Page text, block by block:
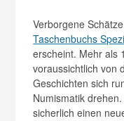
Verborgene
Taschenbuchs
erscheint. Mehr als
voraussichtlich von
Geschichten sich
Numismatik
sicherlich einen